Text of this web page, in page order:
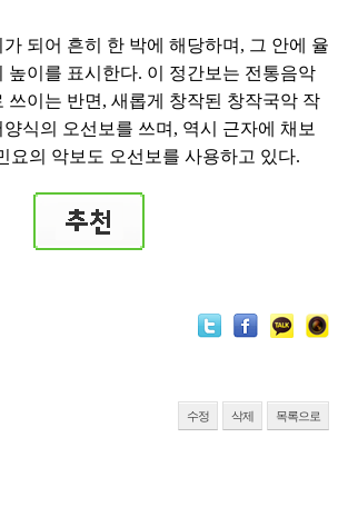
되어 흔히 한 박에 해당하며, 그 안에 율
높이를 표시한다. 이 정간보는 전통음악
쓰이는 반면, 새롭게 창작된 창작국악 작
식의 오선보를 쓰며, 역시 근자에 채보
요의 악보도 오선보를 사용하고 있다.
수정 삭제 목록으로